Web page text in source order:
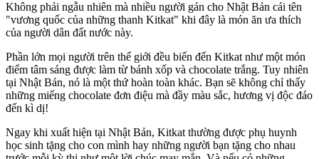
Không phải ngẫu nhiên mà nhiều người gán cho Nhật Bản cái tên
"vương quốc của những thanh Kitkat" khi đây là món ăn ưa thích
của người dân đất nước này.
Phần lớn mọi người trên thế giới đều biến đến Kitkat như một món
điểm tâm sáng được làm từ bánh xốp và chocolate trắng. Tuy nhiên
tại Nhật Bản, nó là một thứ hoàn toàn khác. Bạn sẽ không chỉ thấy
những miếng chocolate đơn điệu mà đầy màu sắc, hương vị độc đáo
đến kì dị!
Ngay khi xuất hiện tại Nhật Bản, Kitkat thường được phụ huynh
học sinh tặng cho con mình hay những người bạn tặng cho nhau